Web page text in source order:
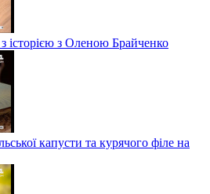
історією з Оленою Брайченко
капусти та курячого філе на